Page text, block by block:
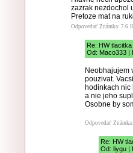
zazrak nezdochol
Pretoze mat na
Odpovedať Známka: 7.6
Re: HW tlacitka
Od: Maco333 |
Neobhajujem
pouzivat.
hodinkach nic
a nie jeho
Osobne by
Odpovedať
Re: HW
Od: liygu |